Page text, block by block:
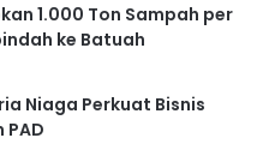
1.000 Ton Sampah per
ke Batuah
Niaga Perkuat Bisnis